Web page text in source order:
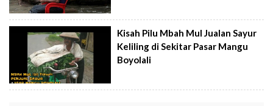
Kisah Pilu Mbah Mul Jualan Sayur
Keliling di Sekitar Pasar Mangu
Boyolali